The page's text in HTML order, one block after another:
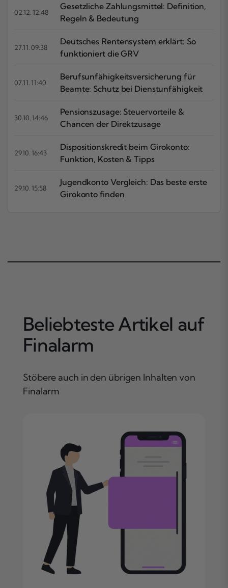
02.12. 12:48
Gesetzliche Zahlungsmittel: Definition,
Regeln & Bedeutung
27.11. 09:38
Deutsches Rentensystem erklärt: So
funktioniert die GRV
07.11. 11:40
Berufsunfähigkeitsversicherung für
Beamte: Schutz bei Dienstunfähigkeit
30.10. 14:46
Pensionszusage: Steuervorteile &
Chancen der Direktzusage
29.10. 16:43
Dispositionskredit beim Girokonto:
Funktion, Kosten & Tipps
29.10. 15:58
Jugendkonto Vergleich: Das beste erste
Girokonto finden
Beliebteste Artikel auf
Finalarm
Stöbere auch in den übrigen Inhalten von
Finalarm